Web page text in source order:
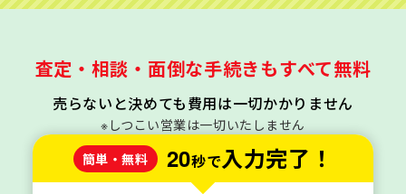
査定・相談・面倒な手続きもすべて無料
売らないと決めても費用は一切かかりません
※しつこい営業は一切いたしません
簡単・無料
20秒で入力完了！